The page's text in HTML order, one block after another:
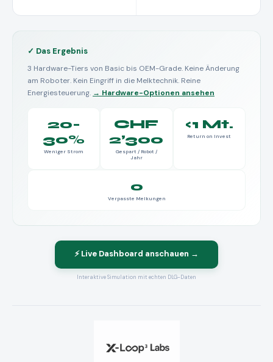
✓ Das Ergebnis
3 Hardware-Tiers von Basic bis OEM-Grade. Keine Änderung
am Roboter. Kein Eingriff in die Melktechnik. Reine
Energiesteuerung. → Hardware-Optionen ansehen
20-
30%
Weniger Strom
CHF
2’300
Gespart / Robot /
Jahr
<1 Mt.
Return on Invest
0
Verpasste Melkungen
⚡ Live Dashboard anschauen →
Interaktive Simulation mit echten DLG-Daten